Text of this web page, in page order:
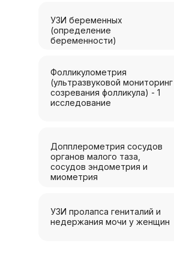
УЗИ пролапса гениталий и
недержания мочи у женщин
Допплерометрия сосудов
органов малого таза,
сосудов эндометрия и
миометрия
Фолликулометрия
(ультразвуковой мониторинг
созревания фолликула) - 1
исследование
УЗИ беременных
(определение
беременности)